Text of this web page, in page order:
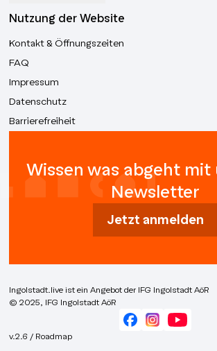
Nutzung der Website
Kontakt & Öffnungszeiten
FAQ
Impressum
Datenschutz
Barrierefreiheit
Wissen was abgeht mit
Newsletter
Jetzt anmelden
Ingolstadt.live ist ein Angebot der IFG Ingolstadt AöR
© 2025, IFG Ingolstadt AöR
v.2.6 / Roadmap